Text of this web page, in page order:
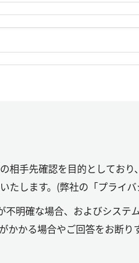
相手先確認を目的としてお
たします。(弊社の「プライ
明確な場合、およびシステ
かかる場合やご回答をお断